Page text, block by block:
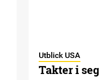
Utblick USA
Takter i